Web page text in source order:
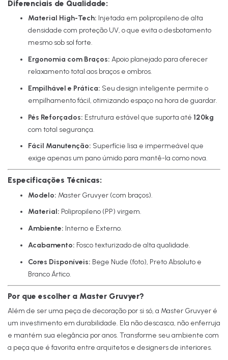
Diferenciais de Qualidade:
Material High-Tech: Injetada em polipropileno de alta
densidade com proteção UV, o que evita o desbotamento
mesmo sob sol forte.
Ergonomia com Braços: Apoio planejado para oferecer
relaxamento total aos braços e ombros.
Empilhável e Prática: Seu design inteligente permite o
empilhamento fácil, otimizando espaço na hora de guardar.
Pés Reforçados: Estrutura estável que suporta até 120kg
com total segurança.
Fácil Manutenção: Superfície lisa e impermeável que
exige apenas um pano úmido para mantê-la como nova.
Especificações Técnicas:
Modelo: Master Gruvyer (com braços).
Material: Polipropileno (PP) virgem.
Ambiente: Interno e Externo.
Acabamento: Fosco texturizado de alta qualidade.
Cores Disponíveis: Bege Nude (foto), Preto Absoluto e
Branco Ártico.
Por que escolher a Master Gruvyer?
Além de ser uma peça de decoração por si só, a Master Gruvyer é
um investimento em durabilidade. Ela não descasca, não enferruja
e mantém sua elegância por anos. Transforme seu ambiente com
a peça que é favorita entre arquitetos e designers de interiores.